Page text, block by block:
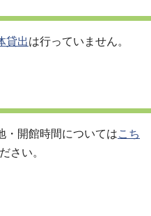
貸出は行っていません。
・開館時間についてはこち
さい。